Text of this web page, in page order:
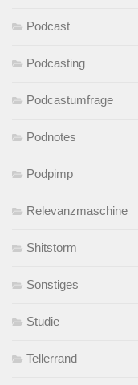
Podcast
Podcasting
Podcastumfrage
Podnotes
Podpimp
Relevanzmaschine
Shitstorm
Sonstiges
Studie
Tellerrand